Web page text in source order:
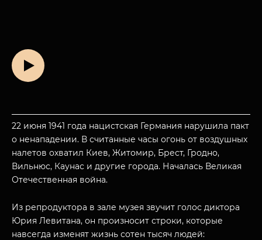
22 июня 1941 года нацистская Германия нарушила пакт
о ненападении. В считанные часы огонь от воздушных
налетов охватил Киев, Житомир, Брест, Гродно,
Вильнюс, Каунас и другие города. Началась Великая
Отечественная война.
Из репродуктора в зале музея звучит голос диктора
Юрия Левитана, он произносит строки, которые
навсегда изменят жизнь сотен тысяч людей: